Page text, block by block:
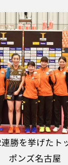
勝を挙げたト
ポンズ名古屋